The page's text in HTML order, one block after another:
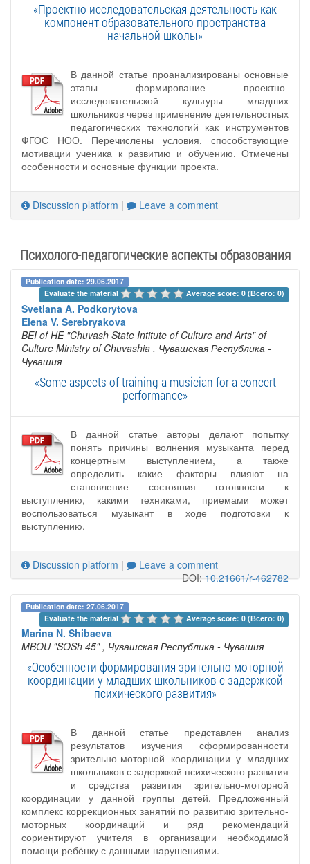
«Проектно-исследовательская деятельность как
компонент образовательного пространства
начальной школы»
В данной статье проанализированы основные
этапы формирование проектно-
исследовательской культуры младших
школьников через применение деятельностных
педагогических технологий как инструментов
ФГОС НОО. Перечислены условия, способствующие
мотивации ученика к развитию и обучению. Отмечены
особенности и основные функции проекта.
Discussion platform | Leave a comment
Психолого-педагогические аспекты образования
Publication date: 29.06.2017
Evaluate the material
Average score: 0 (Всего: 0)
Svetlana A. Podkorytova
Elena V. Serebryakova
BEI of HE "Chuvash State Intitute of Culture and Arts" of
Culture Ministry of Chuvashia , Чувашская Республика -
Чувашия
«Some aspects of training a musician for a concert
performance»
В данной статье авторы делают попытку
понять причины волнения музыканта перед
концертным выступлением, а также
определить какие факторы влияют на
становление состояния готовности к
выступлению, какими техниками, приемами может
воспользоваться музыкант в ходе подготовки к
выступлению.
Discussion platform |
Leave a comment
DOI:10.21661/r-462782
Publication date: 27.06.2017
Evaluate the material
Average score: 0 (Всего: 0)
Marina N. Shibaeva
MBOU "SOSh 45" , Чувашская Республика - Чувашия
«Особенности формирования зрительно-моторной
координации у младших школьников с задержкой
психического развития»
В данной статье представлен анализ
результатов изучения сформированности
зрительно-моторной координации у младших
школьников с задержкой психического развития
и средства развития зрительно-моторной
координации у данной группы детей. Предложенный
комплекс коррекционных занятий по развитию зрительно-
моторных координаций и ряд рекомендаций
сориентируют учителя в организации необходимой
помощи ребёнку с данными нарушениями.